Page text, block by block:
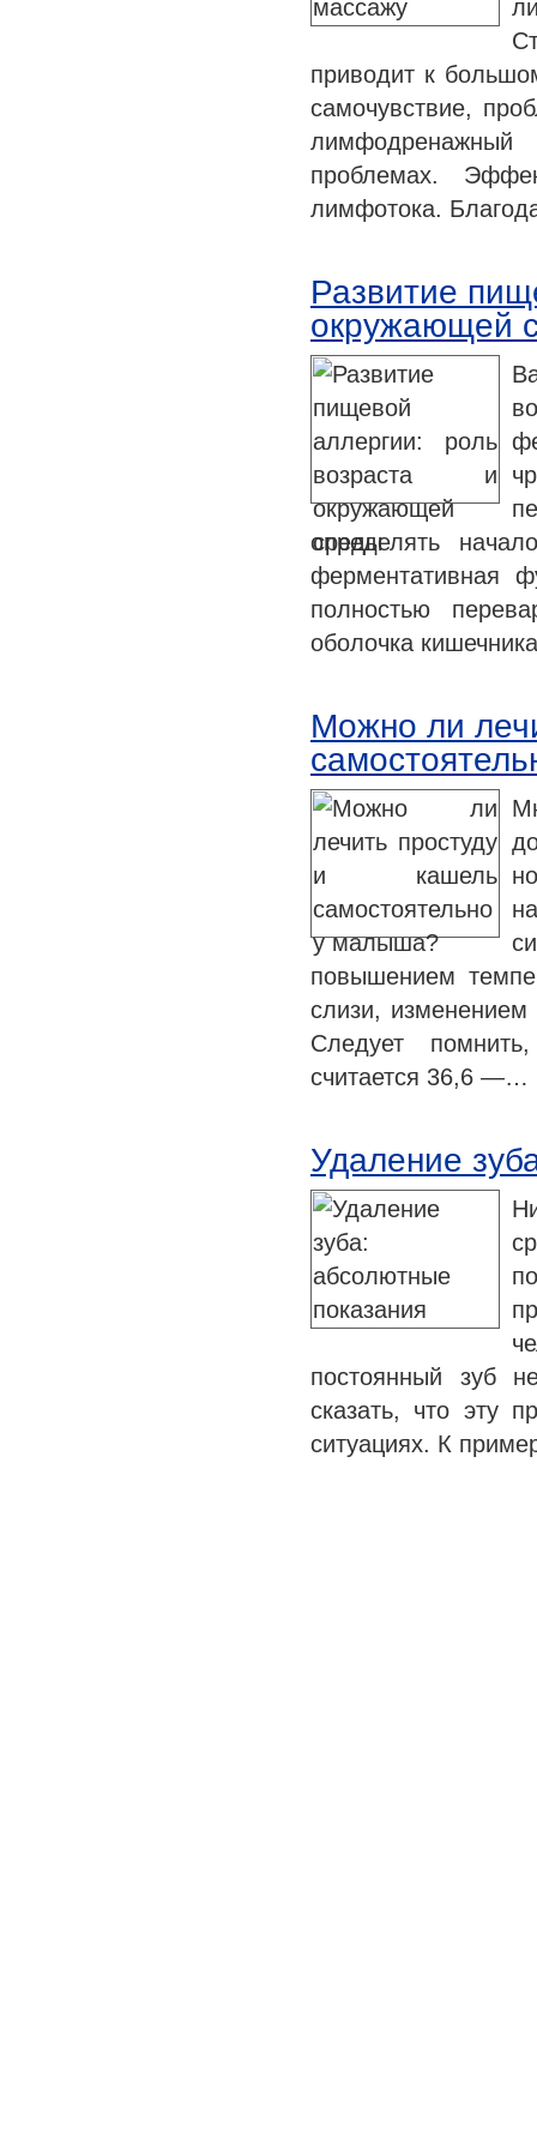
приводит к
самочувствие,
проблемах.
лимфотока.
Развитие
окружающей
определять
ферментативная
полностью
оболочка
Можно ли
повышением
слизи,
Следует
считается 36,6 —…
Удаление
постоянный зуб
сказать, что эту
ситуациях. К